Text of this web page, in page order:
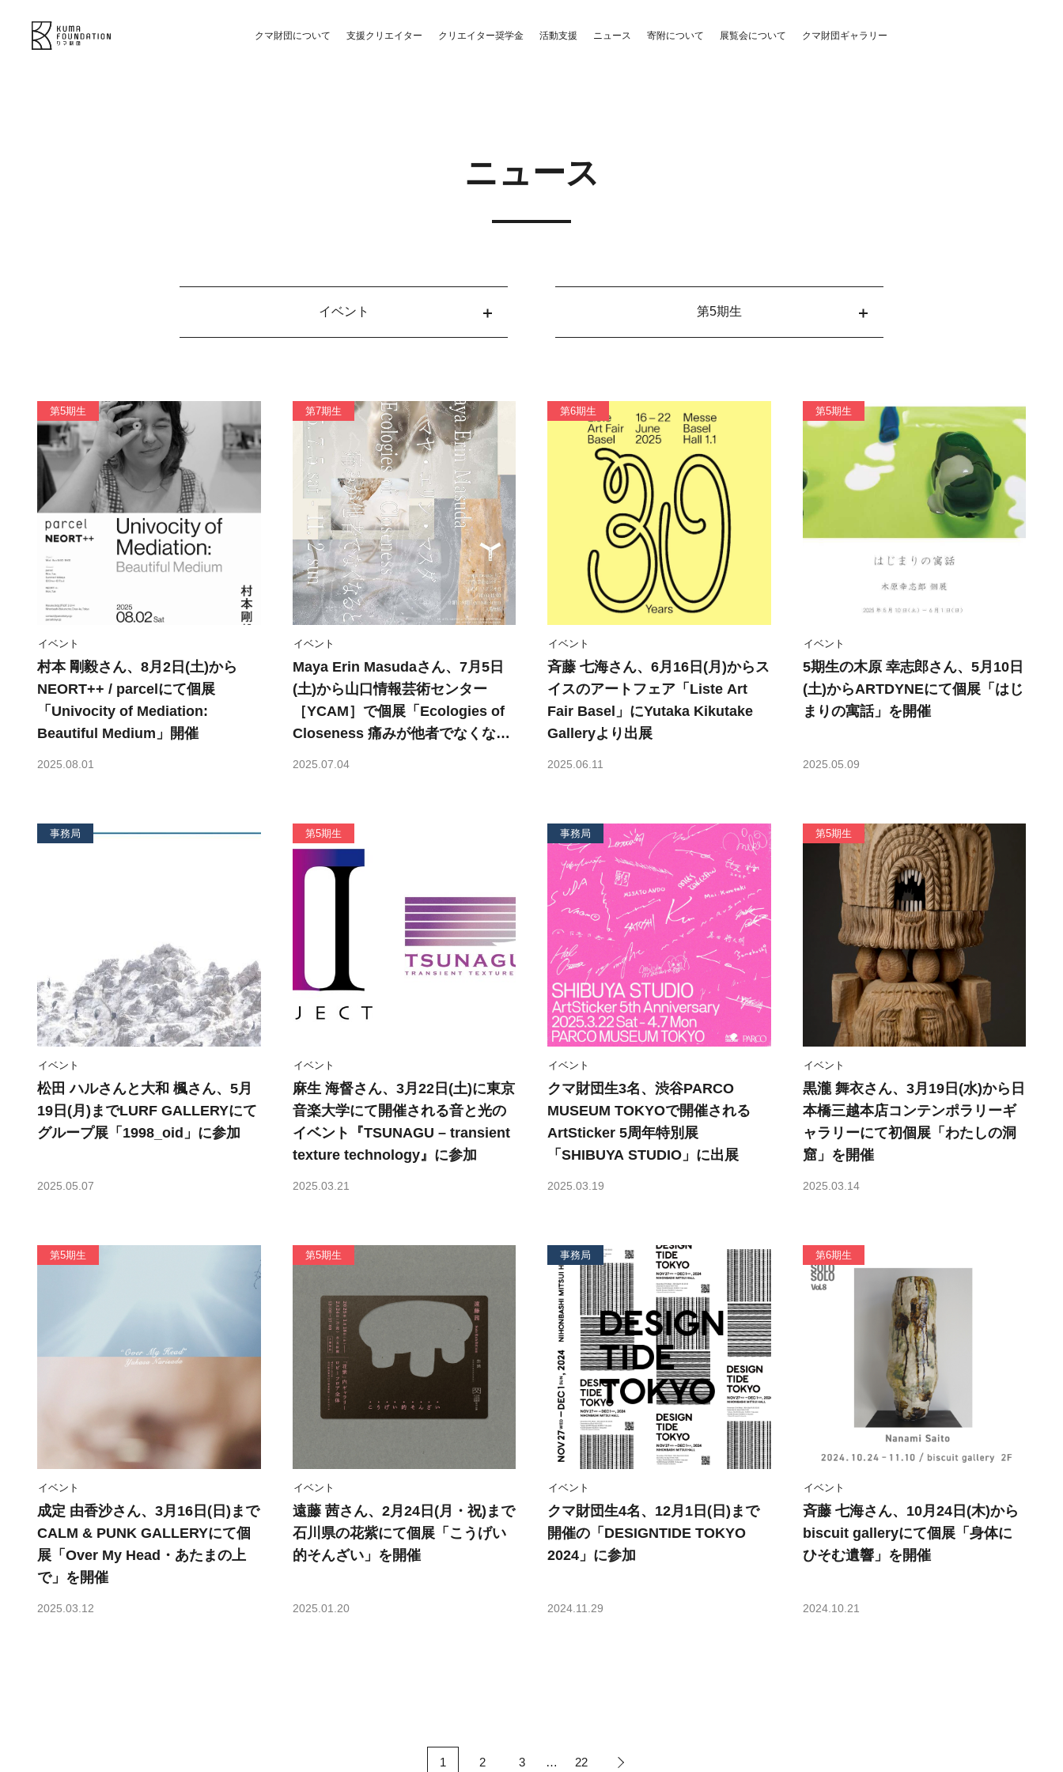
クマ財団について 支援クリエイター クリエイター奨学金 活動支援 ニュース 寄附について 展覧会について クマ財団ギャラリー
ニュース
イベント 第5期生
第5期生
イベント
村本 剛毅さん、8月2日(土)から
NEORT++ / parcelにて個展
「Univocity of Mediation:
Beautiful Medium」開催
2025.08.01
第7期生
イベント
Maya Erin Masudaさん、7月5日
(土)から山口情報芸術センター
［YCAM］で個展「Ecologies of
Closeness 痛みが他者でなくなる
2025.07.04
第6期生
イベント
斉藤 七海さん、6月16日(月)からス
イスのアートフェア「Liste Art
Fair Basel」にYutaka Kikutake
Galleryより出展
2025.06.11
第5期生
イベント
5期生の木原 幸志郎さん、5月10日
(土)からARTDYNEにて個展「はじ
まりの寓話」を開催
2025.05.09
事務局
イベント
松田 ハルさんと大和 楓さん、5月
19日(月)までLURF GALLERYにて
グループ展「1998_oid」に参加
2025.05.07
第5期生
イベント
麻生 海督さん、3月22日(土)に東京
音楽大学にて開催される音と光の
イベント『TSUNAGU – transient
texture technology』に参加
2025.03.21
事務局
イベント
クマ財団生3名、渋谷PARCO
MUSEUM TOKYOで開催される
ArtSticker 5周年特別展
「SHIBUYA STUDIO」に出展
2025.03.19
第5期生
イベント
黒瀧 舞衣さん、3月19日(水)から日
本橋三越本店コンテンポラリーギ
ャラリーにて初個展「わたしの洞
窟」を開催
2025.03.14
第5期生
イベント
成定 由香沙さん、3月16日(日)まで
CALM & PUNK GALLERYにて個
展「Over My Head・あたまの上
で」を開催
2025.03.12
第5期生
イベント
遠藤 茜さん、2月24日(月・祝)まで
石川県の花紫にて個展「こうげい
的そんざい」を開催
2025.01.20
事務局
イベント
クマ財団生4名、12月1日(日)まで
開催の「DESIGNTIDE TOKYO
2024」に参加
2024.11.29
第6期生
イベント
斉藤 七海さん、10月24日(木)から
biscuit galleryにて個展「身体に
ひそむ遺響」を開催
2024.10.21
1 2 3 … 22